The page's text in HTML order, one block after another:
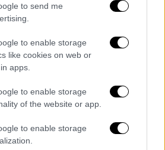
to send me
to enable storage
like cookies on web or
apps.
to enable storage
of the website or app.
to enable storage